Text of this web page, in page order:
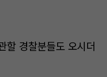
할 경찰분들도 오시더